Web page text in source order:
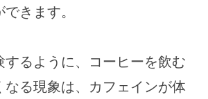
きます。
するように、コーヒーを飲む
なる現象は、カフェインが体